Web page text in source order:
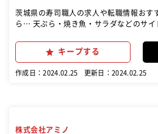
茨城県の寿司職人の求人や転職情報おすすめ。 最初は簡
ら… 天ぷら・焼き魚・サラダなどのサイ
ように 笹切り、仕込み、巻物、にぎり
サポートしていきます! 運転免許をお持ちの方は… バイク・車・自転
キープする
作成日：2024.02.25 更新日：2024.02.25
株式会社アミノ